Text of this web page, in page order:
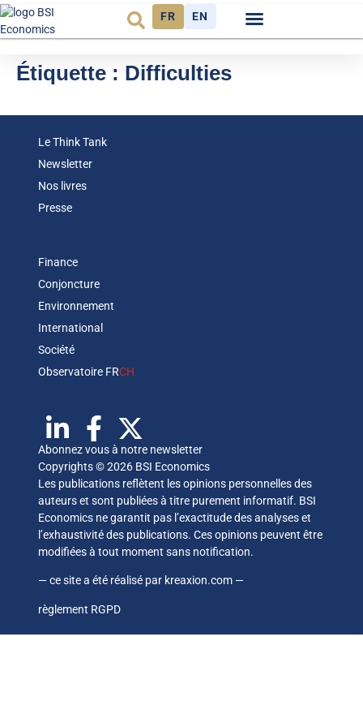
FR EN
Étiquette : Difficulties
Le Think Tank
Newsletter
Nos livres
Presse
Finance
Conjoncture
Environnement
International
Société
Observatoire FRCH
Abonnez vous à notre newsletter
Copyrights © 2026 BSI Economics
Les publications reflètent les opinions personnelles des
auteurs et sont publiées à titre purement informatif. BSI
Economics ne garantit pas l’exactitude des analyses et
l’exhaustivité des publications. Ces opinions peuvent être
modifiées à tout moment sans notification.
— ce site a été réalisé par kreaxion.com —
règlement RGPD